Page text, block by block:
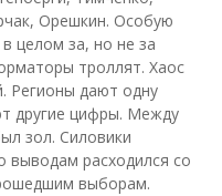
Орешкин. Особую
целом за, но не за
троллят. Хаос
Регионы дают одну
другие цифры. Между
зол. Силовики
выводам расходился со
выборам.